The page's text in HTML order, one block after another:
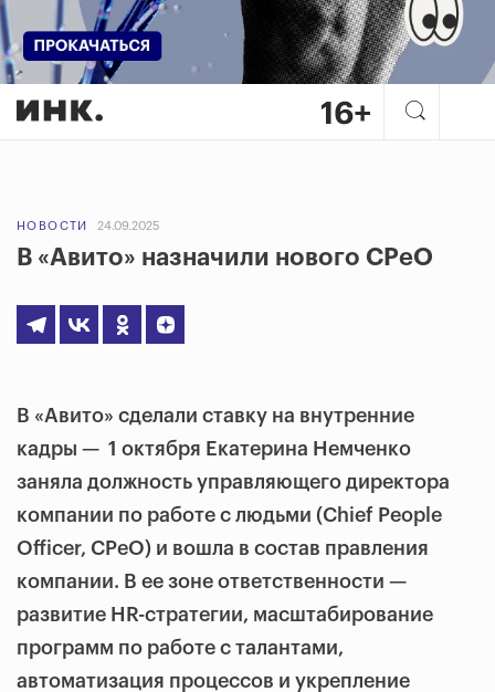
НОВОСТИ 24.09.2025
В «Авито» назначили нового CPeO
В «Авито» сделали ставку на внутренние
кадры — 1 октября Екатерина Немченко
заняла должность управляющего директора
компании по работе с людьми (Chief People
Officer, CPeO) и вошла в состав правления
компании. В ее зоне ответственности —
развитие HR-стратегии, масштабирование
программ по работе с талантами,
автоматизация процессов и укрепление